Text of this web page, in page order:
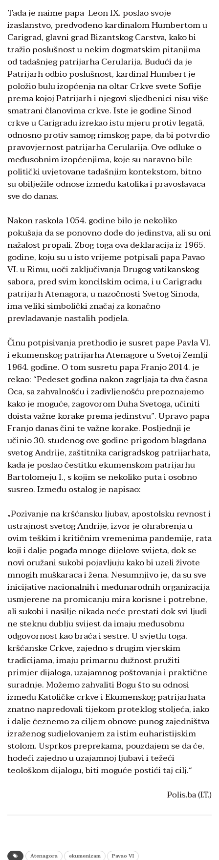
Tada je naime papa Leon IX. poslao svoje
izaslanstvo, predvođeno kardinalom Humbertom u
Carigrad, glavni grad Bizantskog Carstva, kako bi
tražio poslušnost u nekim dogmatskim pitanjima
od tadašnjeg patrijarha Cerularija. Budući da je
Patrijarh odbio poslušnost, kardinal Humbert je
položio bulu izopćenja na oltar Crkve svete Sofije
prema kojoj Patrijarh i njegovi sljedbenici nisu više
smatrani članovima crkve. Iste je godine Sinod
crkve u Carigradu izrekao istu mjeru protiv legatâ,
odnosno protiv samog rimskog pape, da bi potvrdio
pravovjernost patrijarha Cerularija. Ove odluke o
međusobnim izopćenjima, koje su naravno bile
politički uvjetovane tadašnjim kontekstom, bitno
su obilježile odnose između katolika i pravoslavaca
sve do danas.
Nakon raskola 1054. godine bilo je nekoliko
pokušaja da se ponovno dođe do jedinstva, ali su oni
nažalost propali. Zbog toga ova deklaracija iz 1965.
godine, koju su u isto vrijeme potpisali papa Pavao
VI. u Rimu, uoči zaključivanja Drugog vatikanskog
sabora, pred svim koncilskim ocima, i u Carigradu
patrijarh Atenagora, u nazočnosti Svetog Sinoda,
ima veliki simbolički značaj za konačno
prevladavanje nastalih podjela.
Činu potpisivanja prethodio je susret pape Pavla VI.
i ekumenskog patrijarha Atenagore u Svetoj Zemlji
1964. godine. O tom susretu papa Franjo 2014. je
rekao: “Pedeset godina nakon zagrljaja ta dva časna
Oca, sa zahvalnošću i zadivljenošću prepoznajemo
kako je moguće, zagovorom Duha Svetoga, učiniti
doista važne korake prema jedinstvu”. Upravo papa
Franjo danas čini te važne korake. Posljednji je
učinio 30. studenog ove godine prigodom blagdana
svetog Andrije, zaštitnika carigradskog patrijarhata,
kada je poslao čestitku ekumenskom patrijarhu
Bartolomeju I., s kojim se nekoliko puta i osobno
susreo. Između ostalog je napisao:
„Pozivanje na kršćansku ljubav, apostolsku revnost i
ustrajnost svetog Andrije, izvor je ohrabrenja u
ovim teškim i kritičnim vremenima pandemije, rata
koji i dalje pogađa mnoge dijelove svijeta, dok se
novi oružani sukobi pojavljuju kako bi uzeli živote
mnogih muškaraca i žena. Nesumnjivo je, da su sve
inicijative nacionalnih i međunarodnih organizacija
usmjerene na promicanju mira korisne i potrebne,
ali sukobi i nasilje nikada neće prestati dok svi ljudi
ne steknu dublju svijest da imaju međusobnu
odgovornost kao braća i sestre. U svjetlu toga,
kršćanske Crkve, zajedno s drugim vjerskim
tradicijama, imaju primarnu dužnost pružiti
primjer dijaloga, uzajamnog poštovanja i praktične
suradnje. Možemo zahvaliti Bogu što su odnosi
između Katoličke crkve i Ekumenskog patrijarhata
znatno napredovali tijekom proteklog stoljeća, iako
i dalje čeznemo za ciljem obnove punog zajedništva
izraženog sudjelovanjem za istim euharistijskim
stolom. Usprkos preprekama, pouzdajem se da će,
hodeći zajedno u uzajamnoj ljubavi i težeći
teološkom dijalogu, biti moguće postići taj cilj.“
Polis.ba (I.T.)
Atenagora ekumenizam Pavao VI